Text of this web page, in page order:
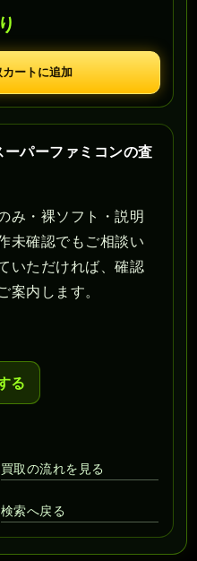
ートに追加
パーファミコンの査
み・裸ソフト・説明
未確認でもご相談い
いただければ、確認
案内します。
る
買取の流れを見る
検索へ戻る